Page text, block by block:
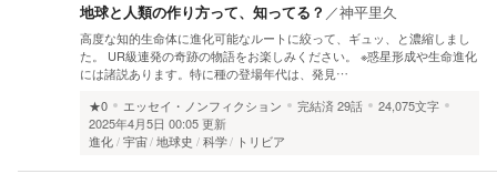
地球と人類の作り方って、知ってる？ ／神平里久
高度な知的生命体に進化可能なルートに絞って、ギュッ、と濃縮しまし
た。 UR級連発の奇跡の物語をお楽しみください。 ※惑星形成や生命進化
には諸説あります。特に種の登場年代は、発見…
★0
エッセイ・ノンフィクション 完結済29話
24,075文字
2025年4月5日 00:05 更新
進化 宇宙 地球史 科学 トリビア